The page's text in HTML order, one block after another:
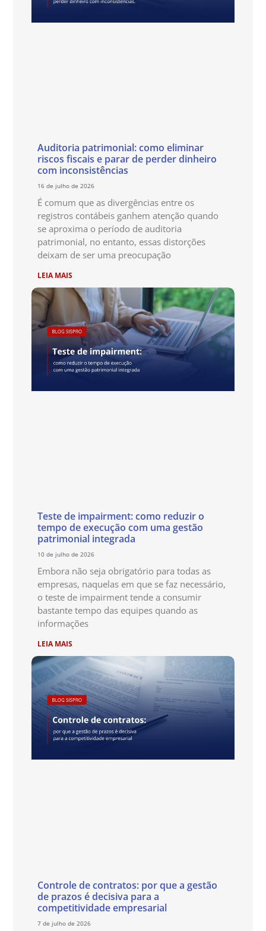
Auditoria patrimonial: como eliminar
riscos fiscais e parar de perder dinheiro
com inconsistências
16 de julho de 2026
É comum que as divergências entre os
registros contábeis ganhem atenção quando
se aproxima o período de auditoria
patrimonial, no entanto, essas distorções
deixam de ser uma preocupação
LEIA MAIS
Teste de impairment: como reduzir o
tempo de execução com uma gestão
patrimonial integrada
10 de julho de 2026
Embora não seja obrigatório para todas as
empresas, naquelas em que se faz necessário,
o teste de impairment tende a consumir
bastante tempo das equipes quando as
informações
LEIA MAIS
Controle de contratos: por que a gestão
de prazos é decisiva para a
competitividade empresarial
7 de julho de 2026